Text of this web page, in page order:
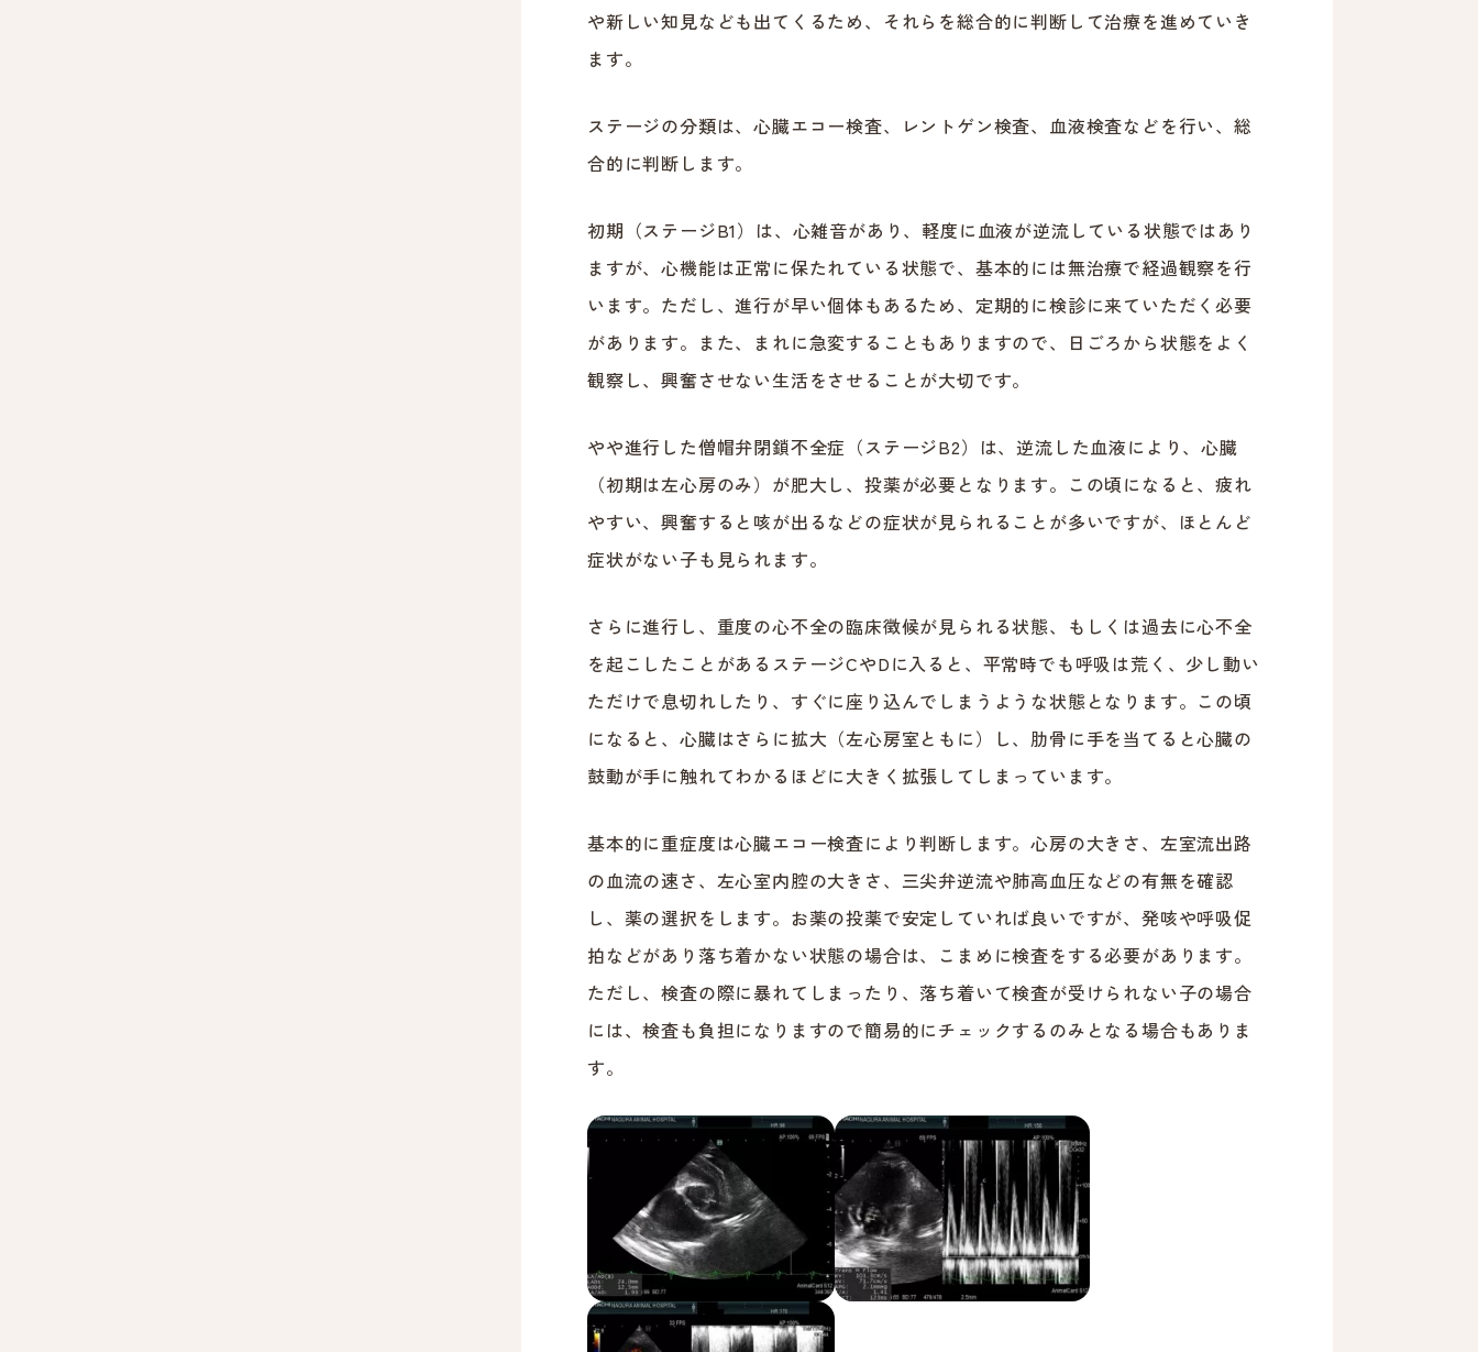
や新しい知見なども出てくるため、それらを総合的に判断して治療を進めていき
ます。
ステージの分類は、心臓エコー検査、レントゲン検査、血液検査などを行い、総
合的に判断します。
初期（ステージB1）は、心雑音があり、軽度に血液が逆流している状態ではあり
ますが、心機能は正常に保たれている状態で、基本的には無治療で経過観察を行
います。ただし、進行が早い個体もあるため、定期的に検診に来ていただく必要
があります。また、まれに急変することもありますので、日ごろから状態をよく
観察し、興奮させない生活をさせることが大切です。
やや進行した僧帽弁閉鎖不全症（ステージB2）は、逆流した血液により、心臓
（初期は左心房のみ）が肥大し、投薬が必要となります。この頃になると、疲れ
やすい、興奮すると咳が出るなどの症状が見られることが多いですが、ほとんど
症状がない子も見られます。
さらに進行し、重度の心不全の臨床徴候が見られる状態、もしくは過去に心不全
を起こしたことがあるステージCやDに入ると、平常時でも呼吸は荒く、少し動い
ただけで息切れしたり、すぐに座り込んでしまうような状態となります。この頃
になると、心臓はさらに拡大（左心房室ともに）し、肋骨に手を当てると心臓の
鼓動が手に触れてわかるほどに大きく拡張してしまっています。
基本的に重症度は心臓エコー検査により判断します。心房の大きさ、左室流出路
の血流の速さ、左心室内腔の大きさ、三尖弁逆流や肺高血圧などの有無を確認
し、薬の選択をします。お薬の投薬で安定していれば良いですが、発咳や呼吸促
拍などがあり落ち着かない状態の場合は、こまめに検査をする必要があります。
ただし、検査の際に暴れてしまったり、落ち着いて検査が受けられない子の場合
には、検査も負担になりますので簡易的にチェックするのみとなる場合もありま
す。